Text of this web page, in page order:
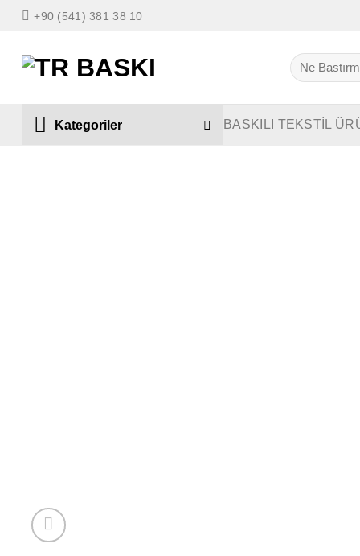
İçeriğe+90 (541) 381 38 10
Ara:
Kategoriler BASKILI TEKSTİL